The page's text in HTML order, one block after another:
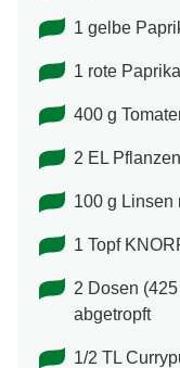
1 gelbe
1 rote Paprika
400 g
2 EL
100 g Linsen
1 Topf
2 Dosen
abgetropft
1/2 TL